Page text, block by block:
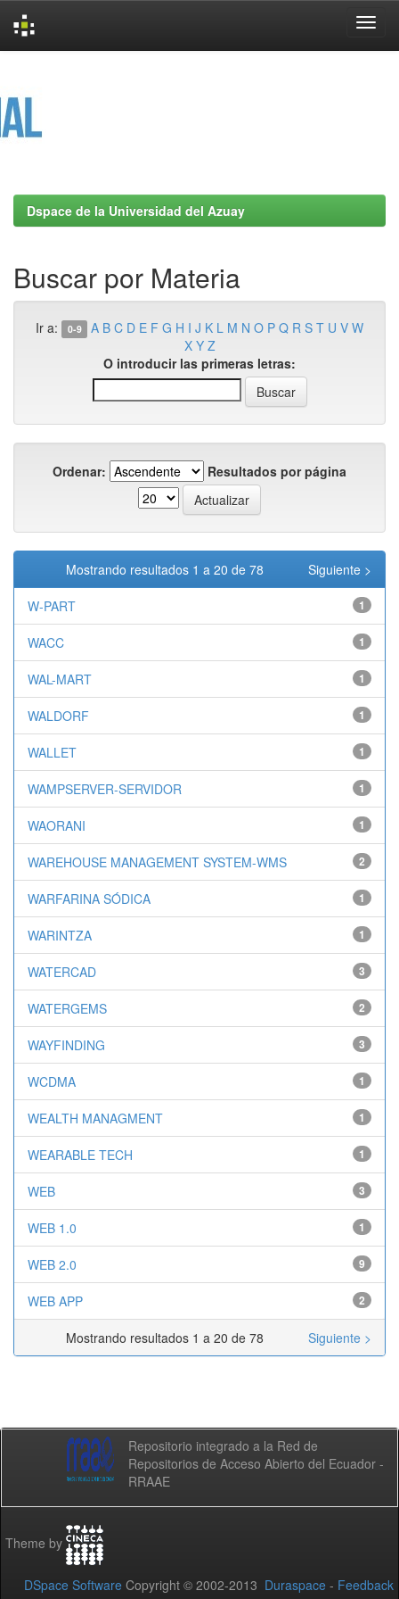
Dspace de la Universidad del Azuay
Buscar por Materia
Ir a: 0-9 A B C D E F G H I J K L M N O P Q R S T U V W
X Y Z
O introducir las primeras letras:
Ordenar: Resultados por página
Mostrando resultados 1 a 20 de 78 Siguiente >
W-PART 1
WACC 1
WAL-MART 1
WALDORF 1
WALLET 1
WAMPSERVER-SERVIDOR 1
WAORANI 1
WAREHOUSE MANAGEMENT SYSTEM-WMS 2
WARFARINA SÓDICA 1
WARINTZA 1
WATERCAD 3
WATERGEMS 2
WAYFINDING 3
WCDMA 1
WEALTH MANAGMENT 1
WEARABLE TECH 1
WEB 3
WEB 1.0 1
WEB 2.0 9
WEB APP 2
Mostrando resultados 1 a 20 de 78 Siguiente >
Repositorio integrado a la Red de
Repositorios de Acceso Abierto del Ecuador -
RRAAE
Theme by
DSpace Software Copyright © 2002-2013 Duraspace - Feedback